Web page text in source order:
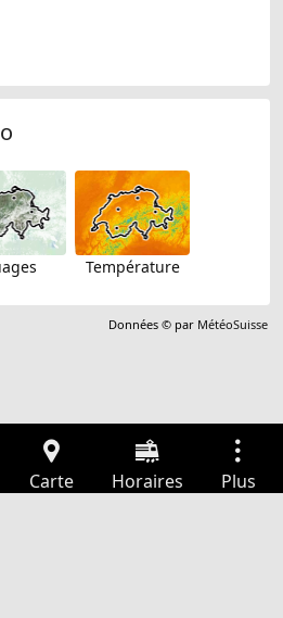
Température
Données © par MétéoSuisse
Carte Horaires Plus